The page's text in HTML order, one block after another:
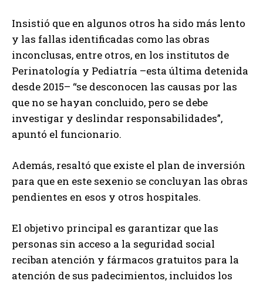
Insistió que en algunos otros ha sido más lento
y las fallas identificadas como las obras
inconclusas, entre otros, en los institutos de
Perinatología y Pediatría –esta última detenida
desde 2015– “se desconocen las causas por las
que no se hayan concluido, pero se debe
investigar y deslindar responsabilidades”,
apuntó el funcionario.
Además, resaltó que existe el plan de inversión
para que en este sexenio se concluyan las obras
pendientes en esos y otros hospitales.
El objetivo principal es garantizar que las
personas sin acceso a la seguridad social
reciban atención y fármacos gratuitos para la
atención de sus padecimientos, incluidos los